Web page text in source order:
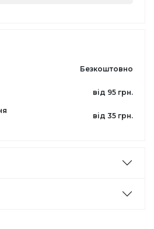
Безкоштовно
від 95 грн.
від 35 грн.